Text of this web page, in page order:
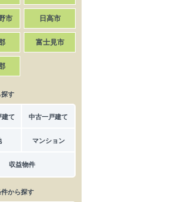
市 日高市
富士見市
探す
建て 中古一戸建て
マンション
収益物件
から探す